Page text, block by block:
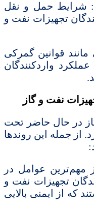
شرایط حمل و نقل
تجهیزات نفت و
قوانین گمرکی
عملکرد واردکنندگان
نفت و گاز
در حال حاضر تحت
از جمله این روندها
مهم‌ترین عوامل در
تجهیزات نفت و
که از ایمنی بالایی